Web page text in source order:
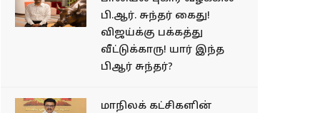
பி.ஆர். சுந்தர் கைது!
விஜய்க்கு பக்கத்து
வீட்டுக்காரு! யார் இந்த
பிஆர் சுந்தர்?
மாநிலக் கட்சிகளின்